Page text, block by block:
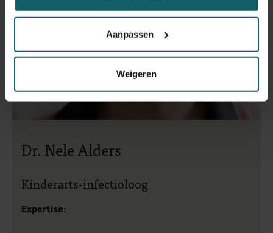
Aanpassen
Weigeren
Dr. Nele Alders
Kinderarts-infectioloog
Expertise: